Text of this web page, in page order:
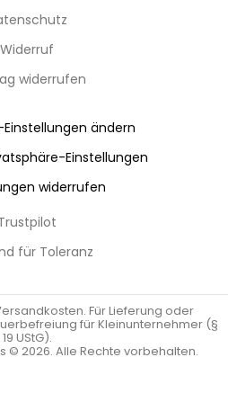
Widerruf
widerrufen
ändern
Einstellungen
widerrufen
für Toleranz
Für Lieferung oder
für Kleinunternehmer (§
19 UStG).
© 2026. Alle Rechte vorbehalten.